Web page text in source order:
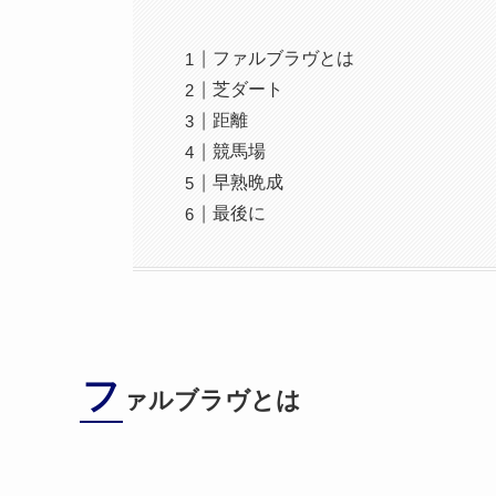
ファルブラヴとは
芝ダート
距離
競馬場
早熟晩成
最後に
フ ァルブラヴとは